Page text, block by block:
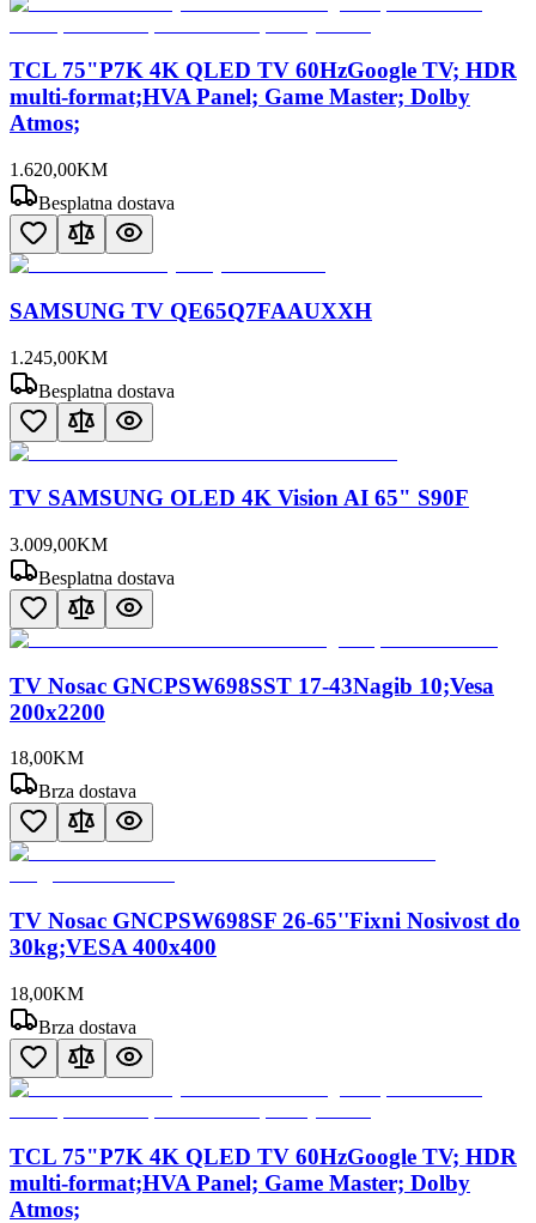
TCL 75"P7K 4K QLED TV 60HzGoogle TV; HDR
multi-format;HVA Panel; Game Master; Dolby
Atmos;
1.620,00KM
Besplatna dostava
SAMSUNG TV QE65Q7FAAUXXH
1.245,00KM
Besplatna dostava
TV SAMSUNG OLED 4K Vision AI 65" S90F
3.009,00KM
Besplatna dostava
TV Nosac GNCPSW698SST 17-43Nagib 10;Vesa
200x2200
18,00KM
Brza dostava
TV Nosac GNCPSW698SF 26-65''Fixni Nosivost do
30kg;VESA 400x400
18,00KM
Brza dostava
TCL 75"P7K 4K QLED TV 60HzGoogle TV; HDR
multi-format;HVA Panel; Game Master; Dolby
Atmos;